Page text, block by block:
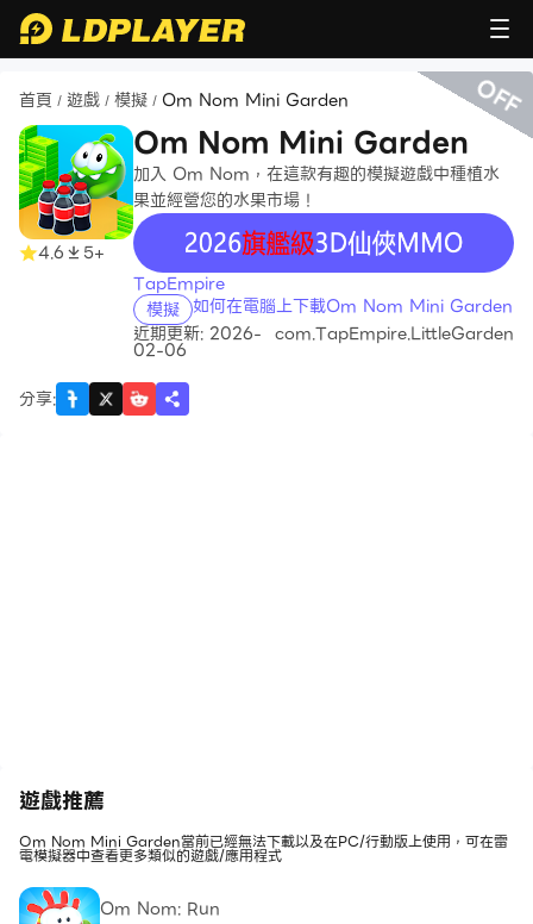
首頁 / 遊戲 / 模擬 / Om Nom Mini Garden
4.6 5+
Om Nom Mini Garden
加入 Om Nom，在這款有趣的模擬遊戲中種植水
果並經營您的水果市場！
recommend
TapEmpire
模擬 如何在電腦上下載Om Nom Mini Garden
近期更新: 2026-
02-06
com.TapEmpire.LittleGarden
分享:
OFF
遊戲推薦
Om Nom Mini Garden當前已經無法下載以及在PC/行動版上使用，可在雷
電模擬器中查看更多類似的遊戲/應用程式
Om Nom: Run